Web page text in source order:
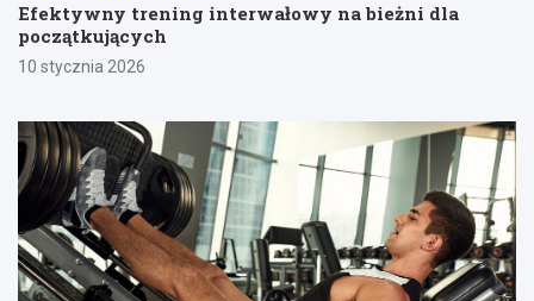
Efektywny trening interwałowy na bieżni dla
początkujących
10 stycznia 2026